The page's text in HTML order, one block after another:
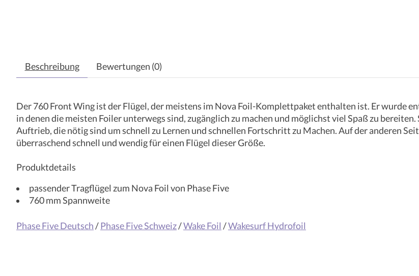
Beschreibung Bewertungen (0)
Der 760 Front Wing ist der Flügel, der meistens im Nova Foil-Komplettpaket enthalten ist. Er wurde
in denen die meisten Foiler unterwegs sind, zugänglich zu machen und möglichst viel Spaß zu
Auftrieb, die nötig sind um schnell zu Lernen und schnellen Fortschritt zu Machen. Auf der anderen
überraschend schnell und wendig für einen Flügel dieser Größe.
Produktdetails
passender Tragflügel zum Nova Foil von Phase Five
760 mm Spannweite
Phase Five Deutsch/Phase Five Schweiz/Wake Foil /Wakesurf Hydrofoil